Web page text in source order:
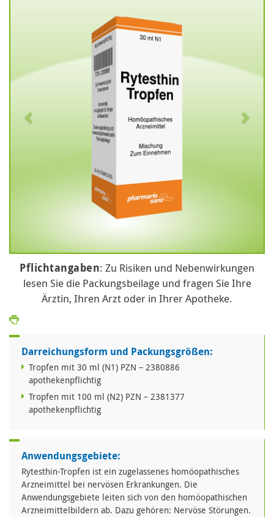
Pflichtangaben: Zu Risiken und Nebenwirkungen
lesen Sie die Packungsbeilage und fragen Sie Ihre
Ärztin, Ihren Arzt oder in Ihrer Apotheke.
Darreichungsform und Packungsgrößen:
Tropfen mit 30 ml (N1) PZN – 2380886
apothekenpflichtig
Tropfen mit 100 ml (N2) PZN – 2381377
apothekenpflichtig
Anwendungsgebiete:
Rytesthin-Tropfen ist ein zugelassenes homöopathisches
Arzneimittel bei nervösen Erkrankungen. Die
Anwendungsgebiete leiten sich von den homöopathischen
Arzneimittelbildern ab. Dazu gehören: Nervöse Störungen.